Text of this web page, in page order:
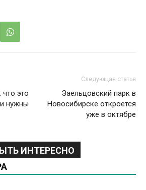
это
нужны
Следующая статья
Заельцовский парк в
Новосибирске откроется
уже в октябре
ИНТЕРЕСНО